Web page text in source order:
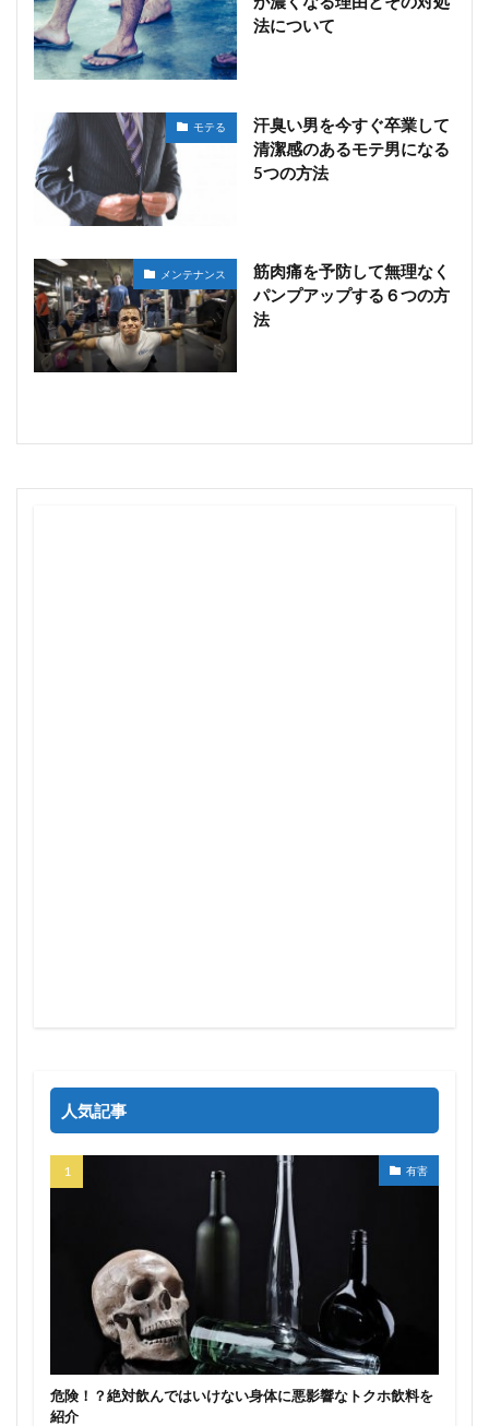
法について
モテる
汗臭い男を今すぐ卒業して
清潔感のあるモテ男になる
5つの方法
メンテナンス
筋肉痛を予防して無理なく
パンプアップする６つの方
法
人気記事
有害
危険！？絶対飲んではいけない身体に悪影響なトクホ飲料を
紹介